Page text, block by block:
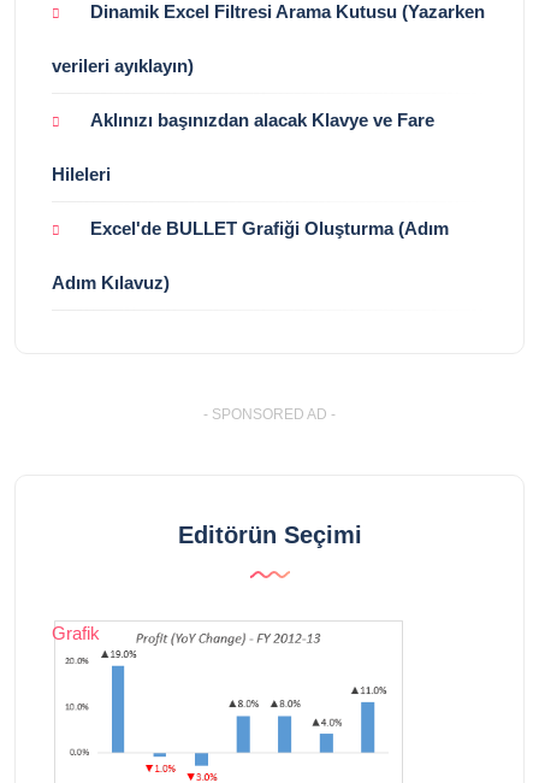
Dinamik Excel Filtresi Arama Kutusu (Yazarken
verileri ayıklayın)
Aklınızı başınızdan alacak Klavye ve Fare
Hileleri
Excel'de BULLET Grafiği Oluşturma (Adım
Adım Kılavuz)
- SPONSORED AD -
Editörün Seçimi
Grafik